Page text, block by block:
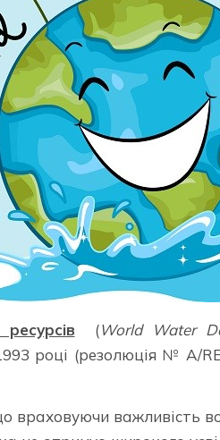
(World Water
році (резолюція № А/
враховуючи важливість